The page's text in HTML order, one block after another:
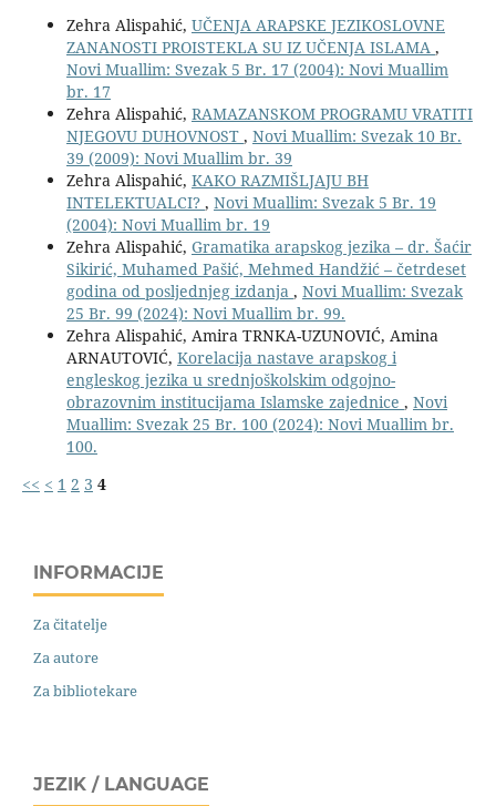
Zehra Alispahić, UČENJA ARAPSKE JEZIKOSLOVNE
ZANANOSTI PROISTEKLA SU IZ UČENJA ISLAMA ,
Novi Muallim: Svezak 5 Br. 17 (2004): Novi Muallim
br. 17
Zehra Alispahić, RAMAZANSKOM PROGRAMU VRATITI
NJEGOVU DUHOVNOST , Novi Muallim: Svezak 10 Br.
39 (2009): Novi Muallim br. 39
Zehra Alispahić, KAKO RAZMIŠLJAJU BH
INTELEKTUALCI? , Novi Muallim: Svezak 5 Br. 19
(2004): Novi Muallim br. 19
Zehra Alispahić, Gramatika arapskog jezika – dr. Šaćir
Sikirić, Muhamed Pašić, Mehmed Handžić – četrdeset
godina od posljednjeg izdanja , Novi Muallim: Svezak
25 Br. 99 (2024): Novi Muallim br. 99.
Zehra Alispahić, Amira TRNKA-UZUNOVIĆ, Amina
ARNAUTOVIĆ, Korelacija nastave arapskog i
engleskog jezika u srednjoškolskim odgojno-
obrazovnim institucijama Islamske zajednice , Novi
Muallim: Svezak 25 Br. 100 (2024): Novi Muallim br.
100.
<< < 1 2 3 4
INFORMACIJE
Za čitatelje
Za autore
Za bibliotekare
JEZIK / LANGUAGE